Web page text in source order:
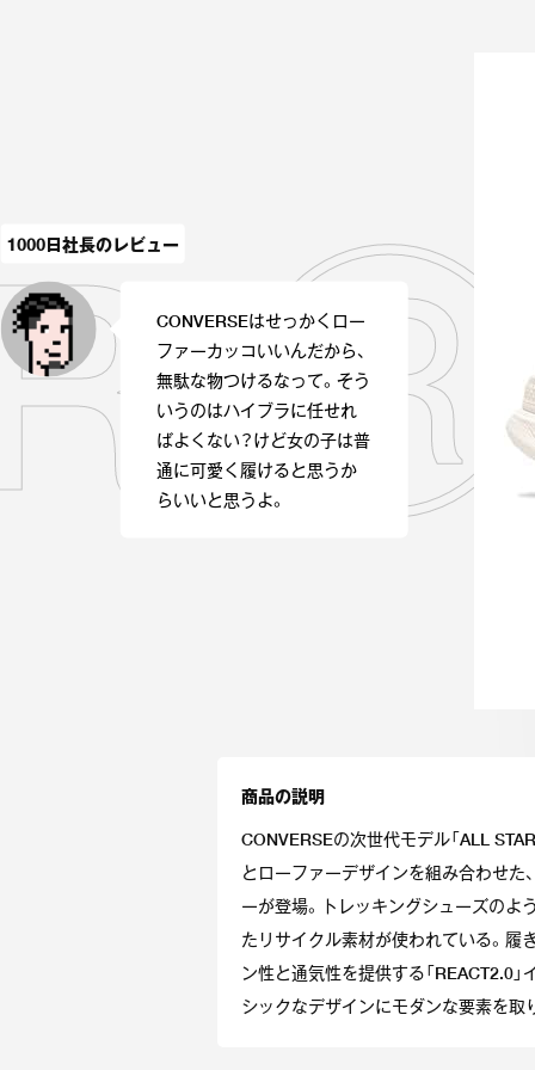
1000日社長のレビュー
CONVERSEはせっかくロー
ファーカッコいいんだから、
無駄な物つけるなって。そう
いうのはハイブラに任せれ
ばよくない？けど女の子は普
通に可愛く履けると思うか
らいいと思うよ。
商品の説明
CONVERSEの次世代モデル「ALL
とローファーデザインを組み合わせた
ーが登場。トレッキングシューズのよ
たリサイクル素材が使われている。履
ン性と通気性を提供する「REACT2.0
シックなデザインにモダンな要素を取